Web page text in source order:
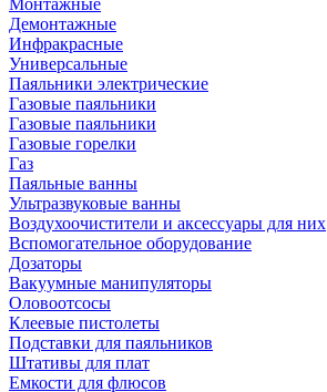
Монтажные
Демонтажные
Инфракрасные
Универсальные
Паяльники электрические
Газовые паяльники
Газовые паяльники
Газовые горелки
Газ
Паяльные ванны
Ультразвуковые ванны
Воздухоочистители и аксессуары для них
Вспомогательное оборудование
Дозаторы
Вакуумные манипуляторы
Оловоотсосы
Клеевые пистолеты
Подставки для паяльников
Штативы для плат
Емкости для флюсов